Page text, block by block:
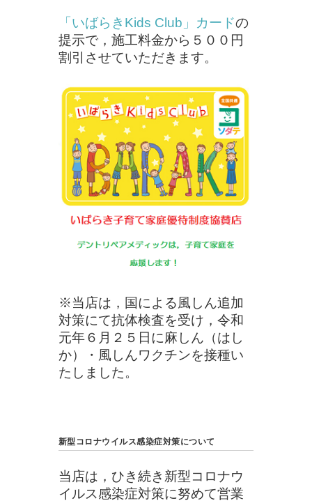
「いばらきKids Club」カードの
提示で，施工料金から５００円
割引させていただきます。
※当店は，国による風しん追加
対策にて抗体検査を受け，令和
元年６月２５日に麻しん（はし
か）・風しんワクチンを接種い
たしました。
新型コロナウイルス感染症対策について
当店は，ひき続き新型コロナウ
イルス感染症対策に努めて営業